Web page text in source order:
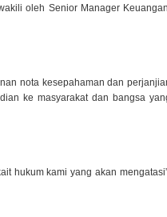
oleh Senior Manager
nota kesepahaman dan
ke masyarakat dan bangsa
hukum kami yang akan